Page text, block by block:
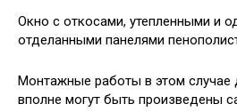
Окно с откосами, утепленными и
отделанными панелями
Монтажные работы в этом случае
вполне могут быть произведены